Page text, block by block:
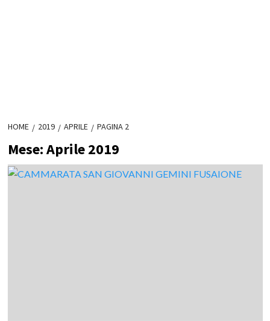
HOME 2019 APRILE PAGINA 2
Mese:Aprile 2019